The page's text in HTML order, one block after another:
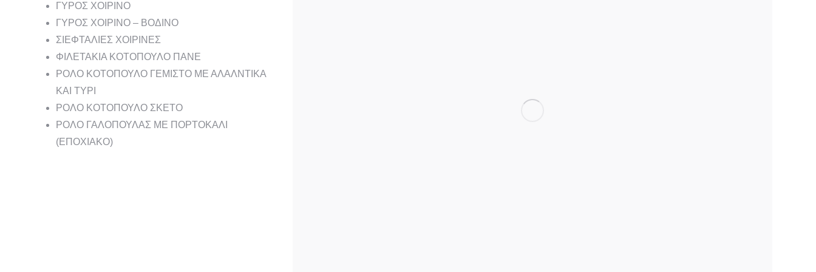
ΓΥΡΟΣ ΧΟΙΡΙΝΟ
ΓΥΡΟΣ ΧΟΙΡΙΝΟ – ΒΟΔΙΝΟ
ΣΙΕΦΤΑΛΙΕΣ ΧΟΙΡΙΝΕΣ
ΦΙΛΕΤΑΚΙΑ ΚΟΤΟΠΟΥΛΟ ΠΑΝΕ
ΡΟΛΟ ΚΟΤΟΠΟΥΛΟ ΓΕΜΙΣΤΟ ΜΕ ΑΛΑΛΝΤΙΚΑ
ΚΑΙ ΤΥΡΙ
ΡΟΛΟ ΚΟΤΟΠΟΥΛΟ ΣΚΕΤΟ
ΡΟΛΟ ΓΑΛΟΠΟΥΛΑΣ ΜΕ ΠΟΡΤΟΚΑΛΙ
(ΕΠΟΧΙΑΚΟ)